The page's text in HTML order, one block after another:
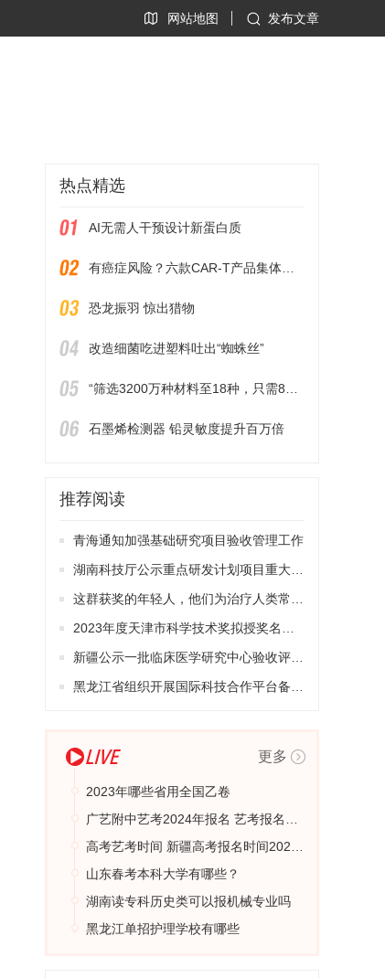
网站地图 发布文章
热点精选
AI无需人干预设计新蛋白质
恐龙振羽 惊出猎物
改造细菌吃进塑料吐出“蜘蛛丝”
石墨烯检测器 铅灵敏度提升百万倍
推荐阅读
青海通知加强基础研究项目验收管理工作
更多
2023年哪些省用全国乙卷
山东春考本科大学有哪些？
湖南读专科历史类可以报机械专业吗
黑龙江单招护理学校有哪些